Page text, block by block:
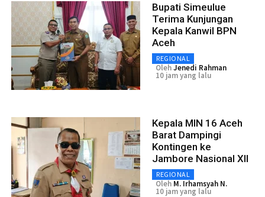
Bupati Simeulue
Terima Kunjungan
Kepala Kanwil BPN
Aceh
REGIONAL
OlehJenedi Rahman
10 jam yang lalu
Kepala MIN 16 Aceh
Barat Dampingi
Kontingen ke
Jambore Nasional XII
REGIONAL
Oleh M. Irhamsyah N.
10 jam yang lalu